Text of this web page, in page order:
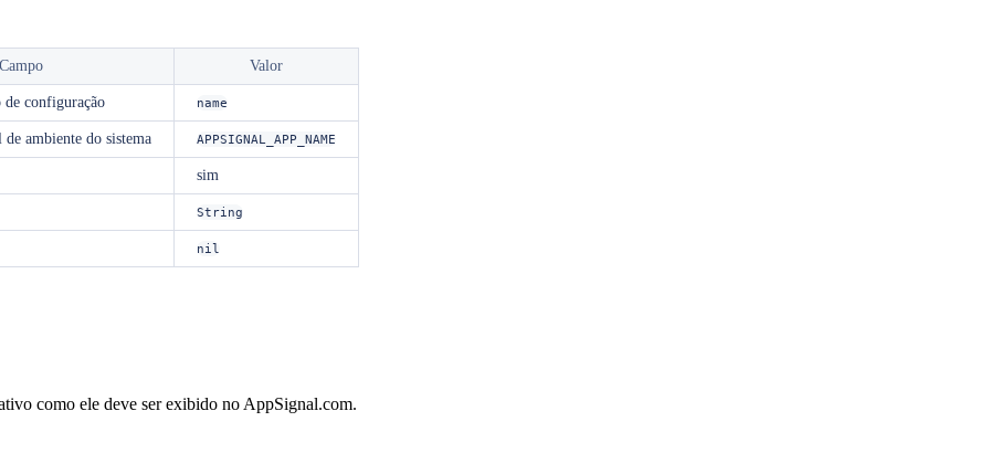
Campo Valor
de configuração name
ambiente do sistema APPSIGNAL_APP_NAME
sim
String
nil
como ele deve ser exibido no AppSignal.com.